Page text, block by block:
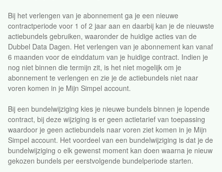
Bij het verlengen van je abonnement ga je een nieuwe
contractperiode voor 1 of 2 jaar aan en daarbij kan je de nieuwste
actiebundels gebruiken, waaronder de huidige acties van de
Dubbel Data Dagen. Het verlengen van je abonnement kan vanaf
6 maanden voor de einddatum van je huidige contract. Indien je
nog niet binnen die termijn zit, is het niet mogelijk om je
abonnement te verlengen en zie je de actiebundels niet naar
voren komen in je Mijn Simpel account.
Bij een bundelwijziging kies je nieuwe bundels binnen je lopende
contract, bij deze wijziging is er geen actietarief van toepassing
waardoor je geen actiebundels naar voren ziet komen in je Mijn
Simpel account. Het voordeel van een bundelwijziging is dat je de
bundelwijziging o elk gewenst moment kan doen waarna je nieuw
gekozen bundels per eerstvolgende bundelperiode starten.